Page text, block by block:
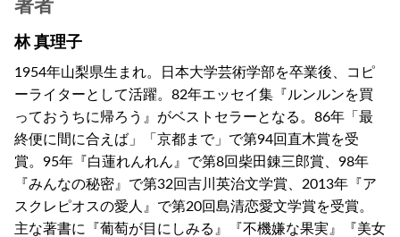
著者
林 真理子
1954年山梨県生まれ。日本大学芸術学部を卒業後、コピ
ーライターとして活躍。82年エッセイ集『ルンルンを買
っておうちに帰ろう』がベストセラーとなる。86年「最
終便に間に合えば」「京都まで」で第94回直木賞を受
賞。95年『白蓮れんれん』で第8回柴田錬三郎賞、98年
『みんなの秘密』で第32回吉川英治文学賞、2013年『ア
スクレピオスの愛人』で第20回島清恋愛文学賞を受賞。
主な著書に『葡萄が目にしみる』『不機嫌な果実』『美女